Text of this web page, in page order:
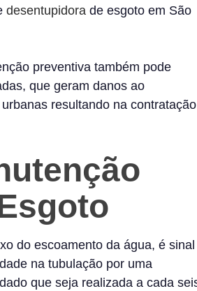
desentupidora de esgoto em São
preventiva também pode
que geram danos ao
resultando na contratação
do escoamento da água, é sinal
na tubulação por uma
que seja realizada a cada